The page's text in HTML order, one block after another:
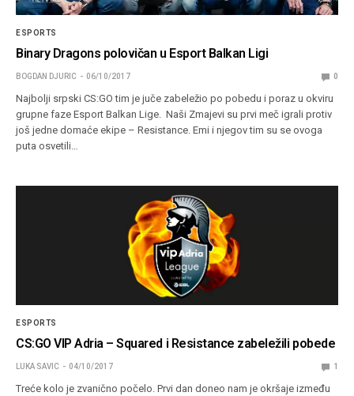
ESPORTS
Binary Dragons polovičan u Esport Balkan Ligi
BOGDAN DJURIC 06/10/2017 0
Najbolji srpski CS:GO tim je juče zabeležio po pobedu i poraz u okviru
grupne faze Esport Balkan Lige. Naši Zmajevi su prvi meč igrali protiv
još jedne domaće ekipe – Resistance. Emi i njegov tim su se ovoga
puta osvetili…
ESPORTS
CS:GO VIP Adria – Squared i Resistance zabeležili pobede
LUKA SAVIC 04/10/2017 1
Treće kolo je zvanično počelo. Prvi dan doneo nam je okršaje između